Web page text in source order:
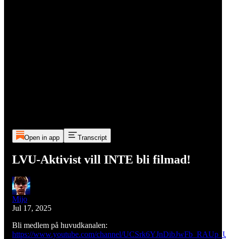
Open in app Transcript
LVU-Aktivist vill INTE bli filmad!
Mijo
Jul 17, 2025
Bli medlem på huvudkanalen:
https://www.youtube.com/channel/